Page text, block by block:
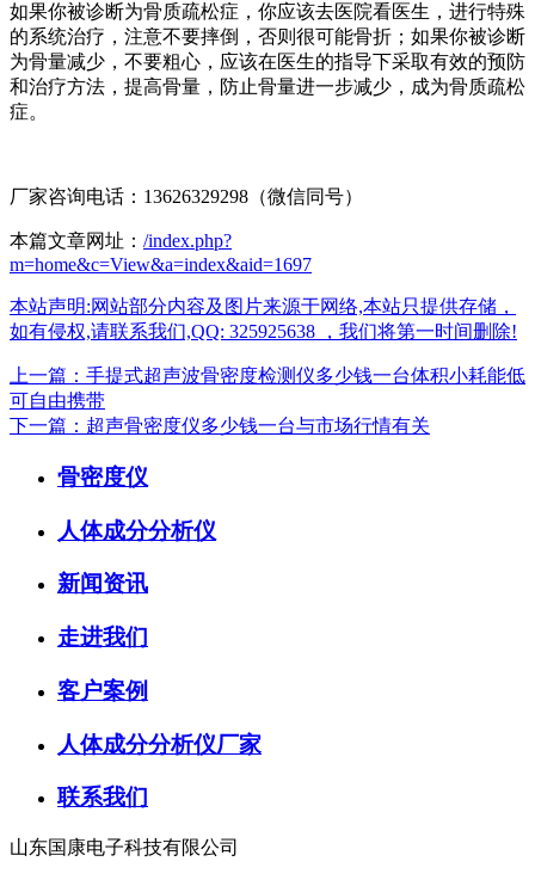
如果你被诊断为骨质疏松症，你应该去医院看医生，进行特殊
的系统治疗，注意不要摔倒，否则很可能骨折；如果你被诊断
为骨量减少，不要粗心，应该在医生的指导下采取有效的预防
和治疗方法，提高骨量，防止骨量进一步减少，成为骨质疏松
症。
厂家咨询电话：13626329298（微信同号）
本篇文章网址： /index.php?
m=home&c=View&a=index&aid=1697
本站声明:网站部分内容及图片来源于网络,本站只提供存储，
如有侵权,请联系我们,QQ: 325925638 ，我们将第一时间删除!
上一篇：手提式超声波骨密度检测仪多少钱一台体积小耗能低
可自由携带
下一篇：超声骨密度仪多少钱一台与市场行情有关
骨密度仪
人体成分分析仪
新闻资讯
走进我们
客户案例
人体成分分析仪厂家
联系我们
山东国康电子科技有限公司